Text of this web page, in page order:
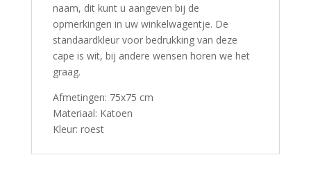
naam, dit kunt u aangeven bij de
opmerkingen in uw winkelwagentje. De
standaardkleur voor bedrukking van deze
cape is wit, bij andere wensen horen we het
graag.
Afmetingen: 75x75 cm
Materiaal: Katoen
Kleur: roest